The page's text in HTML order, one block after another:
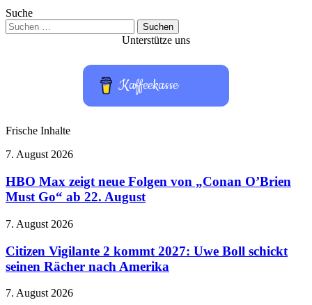
Suche
Suchen
nach:
Unterstütze uns
Kaffeekasse
Frische Inhalte
HBO
zeigt
neue
Folgen
„Conan
Must
Go“
22.
7. August 2026
HBO Max zeigt neue Folgen von „Conan O’Brien
Must Go“ ab 22. August
Citizen
2
kommt
2027:
Boll
7. August 2026
Citizen Vigilante 2 kommt 2027: Uwe Boll schickt
seinen Rächer nach Amerika
Huawei
7. August 2026